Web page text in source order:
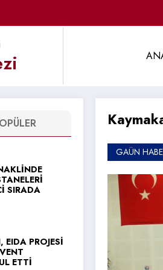
SIRADA
EIDA PROJESİ
ETTİ
GAÜN